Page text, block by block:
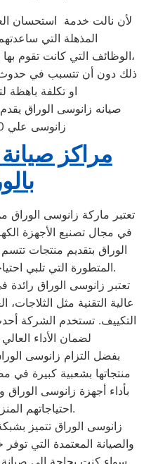
لأن نالت خدمة استحسان
المذهلة التي
الوظائف التي كانت تقوم بها الأجهزة الكهربائية في السابق،
ذلك دون أن تتسبب في حدوث
او تكلفة باهظة
صيانه زانوسى الوراق
زانوسى علي 01154008110
مراكز
تعتبر ماركة زانوسى الوراق
في مجال تصنيع الأجهزة
الوراق بتقديم منتجات تتسم
المتطورة التي تلبي احتياجات العملاء بشكل مثالي.
تعتبر زانوسى الوراق رائدة
عالية التقنية مثل الثلاجات،
التكييف. تستخدم الشركة
لضمان الأداء
بفضل التزام زانوسى
منتجاتها بشعبية كبيرة في
بأداء أجهزة زانوسى الوراق
احتياجاتهم المنزلية بكفاءة عالية.
زانوسى الوراق تتميز
والصيانة المعتمدة التي